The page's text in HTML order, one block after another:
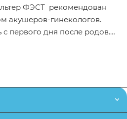
ФЭСТ рекомендован
акушеров-гинекологов.
с первого дня после родов.
Отстегивающаяся верхняя